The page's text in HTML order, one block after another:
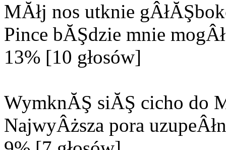
MĂłj nos utknie
Pince bĂŞdzie mnie
13% [10 głosów]
WymknĂŞ siĂŞ cicho do
NajwyÂższa pora